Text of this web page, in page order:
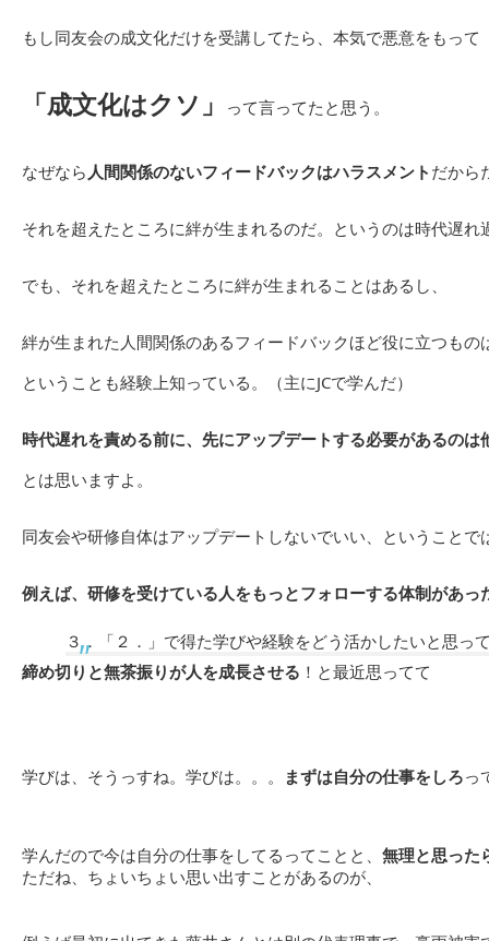
もし同友会の成文化だけを受講してたら、本気で悪意をもって
「成文化はクソ」 って言ってたと思う。
なぜなら 人間関係のないフィードバックはハラスメント だから
それを超えたところに絆が生まれるのだ。というのは時代遅れ
でも、それを超えたところに絆が生まれることはあるし、
絆が生まれた人間関係のあるフィードバックほど役に立つもの
ということも経験上知っている。（主にJCで学んだ）
時代遅れを責める前に、先にアップデートする必要があるの
とは思いますよ。
同友会や研修自体はアップデートしないでいい、ということで
例えば、研修を受けている人をもっとフォローする体制があっ
３．「２．」で得た学びや経験をどう活かしたいと思っ
締め切りと無茶振りが人を成長させる ！と最近思ってて
学びは、そうっすね。学びは。。。 まずは自分の仕事をしろっ
学んだので今は自分の仕事をしてるってことと、 無理と思った
ただね、ちょいちょい思い出すことがあるのが、